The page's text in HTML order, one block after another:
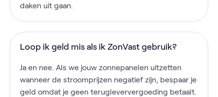
daken uit gaan.
Loop ik geld mis als ik ZonVast gebruik?
Ja en nee. Als we jouw zonnepanelen uitzetten
wanneer de stroomprijzen negatief zijn, bespaar je
geld omdat je geen terugleververgoeding betaalt.